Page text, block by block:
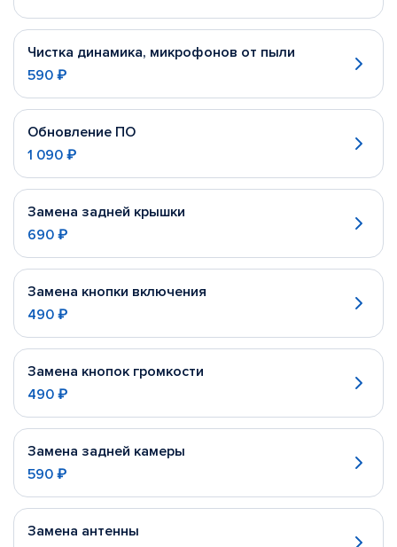
Чистка динамика, микрофонов от пыли
590 ₽
Обновление ПО
1 090 ₽
Замена задней крышки
690 ₽
Замена кнопки включения
490 ₽
Замена кнопок громкости
490 ₽
Замена задней камеры
590 ₽
Замена антенны